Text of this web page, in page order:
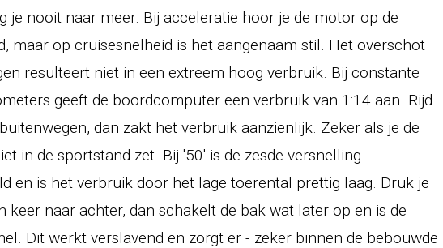
je nooit naar meer. Bij acceleratie hoor je de motor op de
maar op cruisesnelheid is het aangenaam stil. Het overschot
resulteert niet in een extreem hoog verbruik. Bij constante
geeft de boordcomputer een verbruik van 1:14 aan. Rijd
dan zakt het verbruik aanzienlijk. Zeker als je de
in de sportstand zet. Bij '50' is de zesde versnelling
en is het verbruik door het lage toerental prettig laag. Druk je
keer naar achter, dan schakelt de bak wat later op en is de
Dit werkt verslavend en zorgt er - zeker binnen de bebouwde